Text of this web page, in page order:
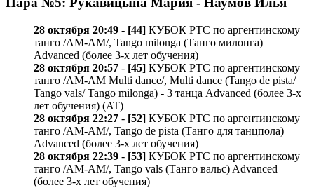
28 октября 20:49 - [44] КУБОК РТС по аргентинскому
танго /AM-AM/, Tango milonga (Танго милонга)
Advanced (более 3-х лет обучения)
28 октября 20:57 - [45] КУБОК РТС по аргентинскому
танго /AM-AM Multi dance/, Multi dance (Tango de pista/
Tango vals/ Tango milonga) - 3 танца Advanced (более 3-х
лет обучения) (AT)
28 октября 22:27 - [52] КУБОК РТС по аргентинскому
танго /AM-AM/, Tango de pista (Танго для танцпола)
Advanced (более 3-х лет обучения)
28 октября 22:39 - [53] КУБОК РТС по аргентинскому
танго /AM-AM/, Tango vals (Танго вальс) Advanced
(более 3-х лет обучения)